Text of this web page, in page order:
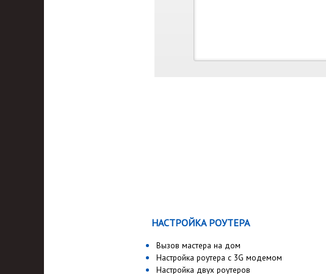
НАСТРОЙКА РОУТЕРА
Вызов мастера на дом
Настройка роутера с 3G модемом
Настройка двух роутеров